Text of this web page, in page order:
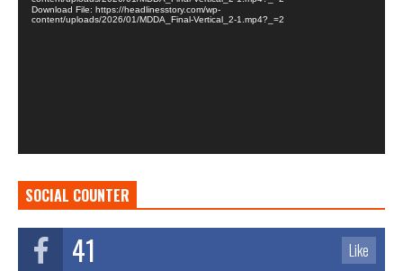
Download File: https://headlinesstory.com/wp-
content/uploads/2026/01/MDDA_Final-Vertical_2-1.mp4?_=2
SOCIAL COUNTER
41 Like